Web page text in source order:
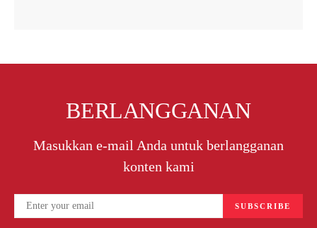
BERLANGGANAN
Masukkan e-mail Anda untuk berlangganan
konten kami
SUBSCRIBE